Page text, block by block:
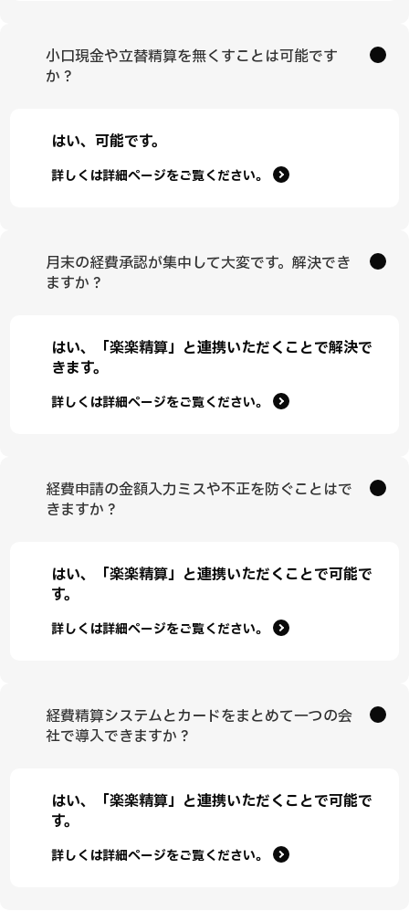
小口現金や立替精算を無くすことは可能です
か？
はい、可能です。
詳しくは詳細ページをご覧ください。
月末の経費承認が集中して大変です。解決でき
ますか？
はい、「楽楽精算」と連携いただくことで解決で
きます。
詳しくは詳細ページをご覧ください。
経費申請の金額入力ミスや不正を防ぐことはで
きますか？
はい、「楽楽精算」と連携いただくことで可能で
す。
詳しくは詳細ページをご覧ください。
経費精算システムとカードをまとめて一つの会
社で導入できますか？
はい、「楽楽精算」と連携いただくことで可能で
す。
詳しくは詳細ページをご覧ください。